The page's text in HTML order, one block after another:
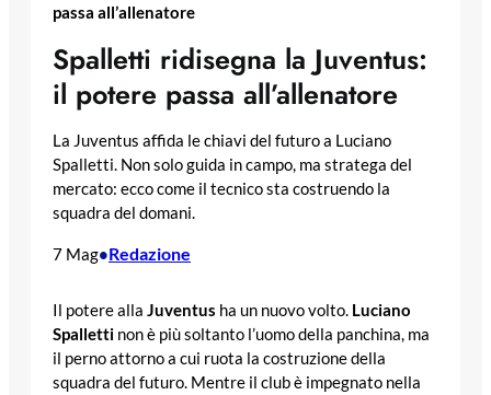
passa all’allenatore
Spalletti ridisegna la Juventus:
il potere passa all’allenatore
La Juventus affida le chiavi del futuro a Luciano
Spalletti. Non solo guida in campo, ma stratega del
mercato: ecco come il tecnico sta costruendo la
squadra del domani.
7 Mag•Redazione
Il potere alla Juventus ha un nuovo volto. Luciano
Spalletti non è più soltanto l’uomo della panchina, ma
il perno attorno a cui ruota la costruzione della
squadra del futuro. Mentre il club è impegnato nella